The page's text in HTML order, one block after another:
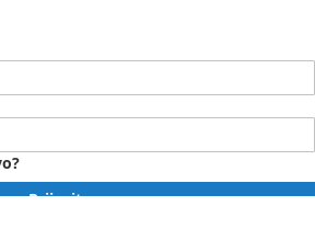
Prijavite se